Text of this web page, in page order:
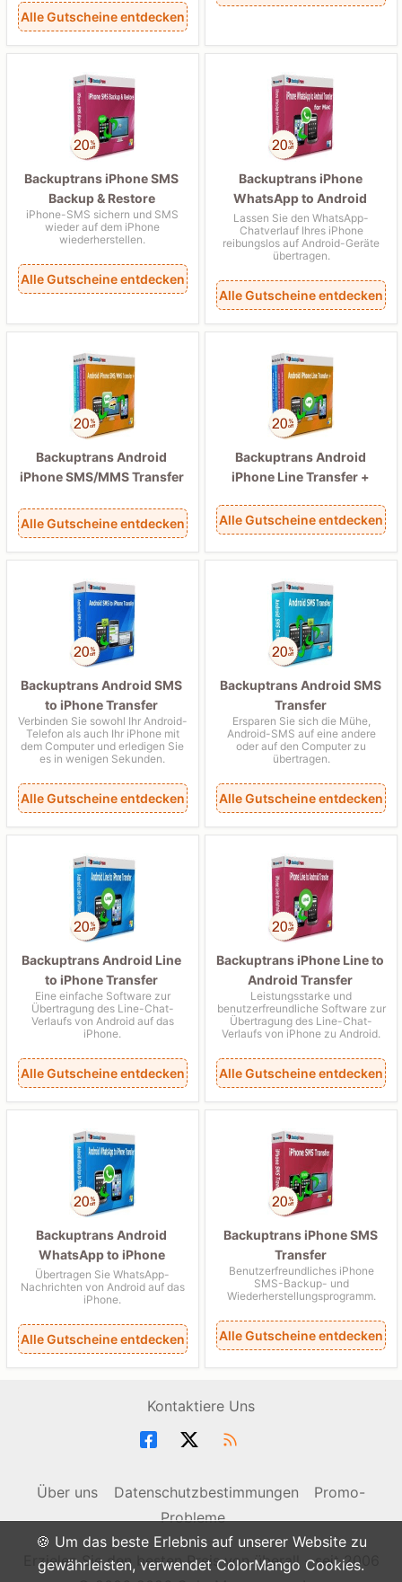
🍪 Um das beste Erlebnis auf unserer Website zu
gewährleisten, verwendet ColorMango Cookies.
Alle Gutscheine entdecken
Backuptrans iPhone SMS
Backup & Restore
iPhone-SMS sichern und SMS
wieder auf dem iPhone
wiederherstellen.
Alle Gutscheine entdecken
Backuptrans iPhone
WhatsApp to Android
Transfer
Lassen Sie den WhatsApp-
Chatverlauf Ihres iPhone
reibungslos auf Android-Geräte
übertragen.
Alle Gutscheine entdecken
Backuptrans Android
iPhone SMS/MMS Transfer
Alle Gutscheine entdecken
Backuptrans Android
iPhone Line Transfer +
Alle Gutscheine entdecken
Backuptrans Android SMS
to iPhone Transfer
Verbinden Sie sowohl Ihr Android-
Telefon als auch Ihr iPhone mit
dem Computer und erledigen Sie
es in wenigen Sekunden.
Alle Gutscheine entdecken
Backuptrans Android SMS
Transfer
Ersparen Sie sich die Mühe,
Android-SMS auf eine andere
oder auf den Computer zu
übertragen.
Alle Gutscheine entdecken
Backuptrans Android Line
to iPhone Transfer
Eine einfache Software zur
Übertragung des Line-Chat-
Verlaufs von Android auf das
iPhone.
Alle Gutscheine entdecken
Backuptrans iPhone Line to
Android Transfer
Leistungsstarke und
benutzerfreundliche Software zur
Übertragung des Line-Chat-
Verlaufs von iPhone zu Android.
Alle Gutscheine entdecken
Backuptrans Android
WhatsApp to iPhone
Transfer
Übertragen Sie WhatsApp-
Nachrichten von Android auf das
iPhone.
Alle Gutscheine entdecken
Backuptrans iPhone SMS
Transfer
Benutzerfreundliches iPhone
SMS-Backup- und
Wiederherstellungsprogramm.
Alle Gutscheine entdecken
Kontaktiere Uns
Über uns Datenschutzbestimmungen
Promo-
Probleme
Erzielen Sie den besten Preis von überall - seit 2006